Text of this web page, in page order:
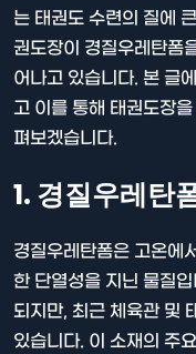
는 태권도 수련의 질에
권도장이 경질우레탄폼
어나고 있습니다. 본 글
고 이를 통해 태권도장
펴보겠습니다.
1. 경질우레탄
경질우레탄폼은 고온에
한 단열성을 지닌 물질
되지만, 최근 체육관 및
있습니다. 이 소재의 주